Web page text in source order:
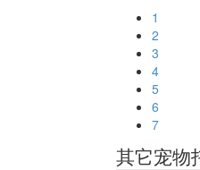
1
2
3
4
5
6
7
其它宠物